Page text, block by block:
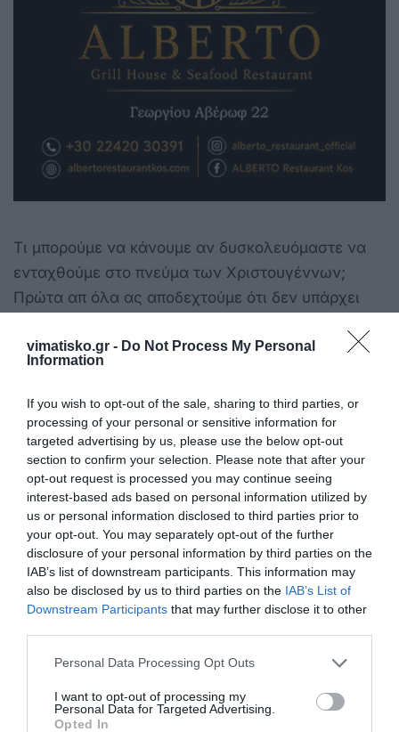
vimatisko.gr - Do Not Process My Personal
Information
If you wish to opt-out of the sale, sharing to third parties, or
processing of your personal or sensitive information for
targeted advertising by us, please use the below opt-out
section to confirm your selection. Please note that after your
opt-out request is processed you may continue seeing
interest-based ads based on personal information utilized by
us or personal information disclosed to third parties prior to
your opt-out. You may separately opt-out of the further
disclosure of your personal information by third parties on the
IAB’s list of downstream participants. This information may
also be disclosed by us to third parties on the IAB’s List of
Downstream Participants that may further disclose it to other
Personal Data Processing Opt Outs
I want to opt-out of processing my
Personal Data for Targeted Advertising.
Opted In
Τι μπορούμε να κάνουμε αν δυσκολευόμαστε να
ενταχθούμε στο πνεύμα των Χριστουγέννων;
Πρώτα απ όλα ας αποδεχτούμε ότι δεν υπάρχει
νοιώθουμε «καλά» στις γιορτές..Η συμμετοχή
φροντίδα απέναντι στη διάθεσή μας, χωρίς
υπερβολές και καταναγκασμούς.
Τι άλλο μπορούμε να κάνουμε; Μπορούμε να
προβούμε σε δραστηριότητες που έχουν ως
επίκεντρο τον αλτρουισμό και την αλληλεγγύη. Να
δώσουμε, να χαρίσουμε, να βοηθήσουμε, να
υποστηρίξουμε.
Ας μην απογοητευόμαστε και μην τα βάζουμε με
Ίσως όμως να μπορούν να αποτελέσουν μια